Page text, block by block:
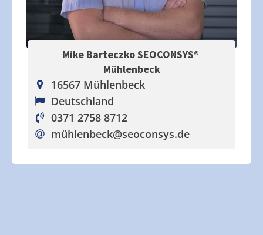
Mike Barteczko SEOCONSYS®
Mühlenbeck
16567 Mühlenbeck
Deutschland
0371 2758 8712
mühlenbeck@seoconsys.de